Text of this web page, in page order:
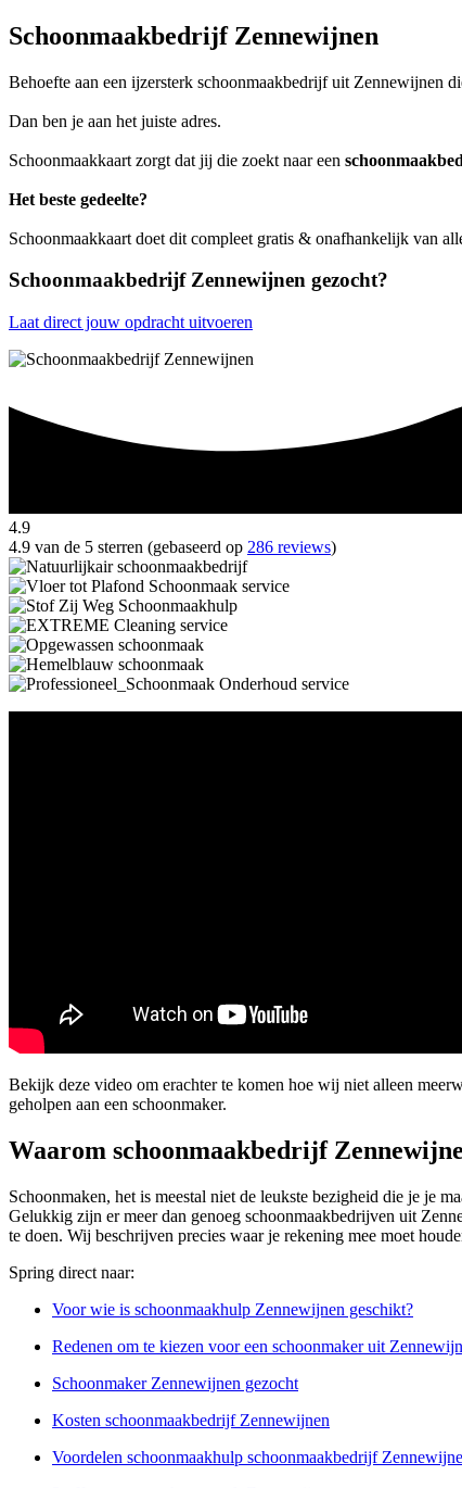
Schoonmaakbedrijf Zennewijnen
Behoefte aan een ijzersterk schoonmaakbedrijf uit Zennewijnen
Dan ben je aan het juiste adres.
Schoonmaakkaart zorgt dat jij die zoekt naar een
Het beste gedeelte?
Schoonmaakkaart doet dit compleet gratis & onafhankelijk van
Schoonmaakbedrijf Zennewijnen gezocht?
Laat direct jouw opdracht uitvoeren
4.9
4.9 van de 5 sterren (gebaseerd op 286 reviews)
Bekijk deze video om erachter te komen hoe wij niet alleen
geholpen aan een schoonmaker.
Waarom schoonmaakbedrijf
Schoonmaken, het is meestal niet de leukste bezigheid die je je
Gelukkig zijn er meer dan genoeg schoonmaakbedrijven uit
te doen. Wij beschrijven precies waar je rekening mee moet
Spring direct naar:
Voor wie is schoonmaakhulp Zennewijnen geschikt?
Redenen om te kiezen voor een schoonmaker uit
Schoonmaker Zennewijnen gezocht
Kosten schoonmaakbedrijf Zennewijnen
Voordelen schoonmaakhulp schoonmaakbedrijf